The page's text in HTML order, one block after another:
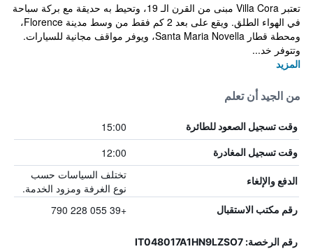
تعتبر Villa Cora مبنى من القرن الـ 19، وتحيط به حديقة مع بركة سباحة
في الهواء الطلق. ويقع على بعد 2 كم فقط من وسط مدينة Florence،
ومحطة قطار Santa Maria Novella، ويوفر مواقف مجانية للسيارات.
وتتوفر خد...
المزيد
من الجيد أن تعلم
وقت تسجيل الصعود للطائرة 15:00
وقت تسجيل المغادرة 12:00
الدفع والإلغاء
تختلف السياسات حسب
نوع الغرفة ومزود الخدمة.
رقم مكتب الاستقبال +39 055 228 790
رقم الرخصة: IT048017A1HN9LZSO7